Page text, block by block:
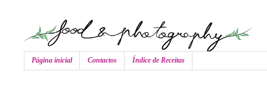
Página inicial Contactos Índice de Receitas